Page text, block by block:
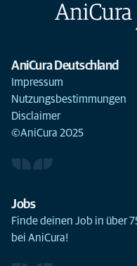
AniCura Deutschland
Impressum
Nutzungsbestimmungen
Disclaimer
©AniCura 2025
Jobs
Finde deinen Job in über
bei AniCura!